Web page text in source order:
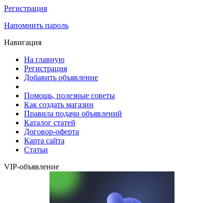
Регистрация
Напомнить пароль
Навигация
На главную
Регистрация
Добавить объявление
Помощь, полезные советы
Как создать магазин
Правила подачи объявлений
Каталог статей
Договор-оферта
Карта сайта
Статьи
VIP-объявление